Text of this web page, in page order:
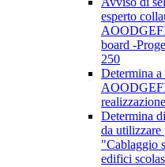
esperto
board -
250
Determina
Determina
da utilizzare
"Cablaggio
edifici